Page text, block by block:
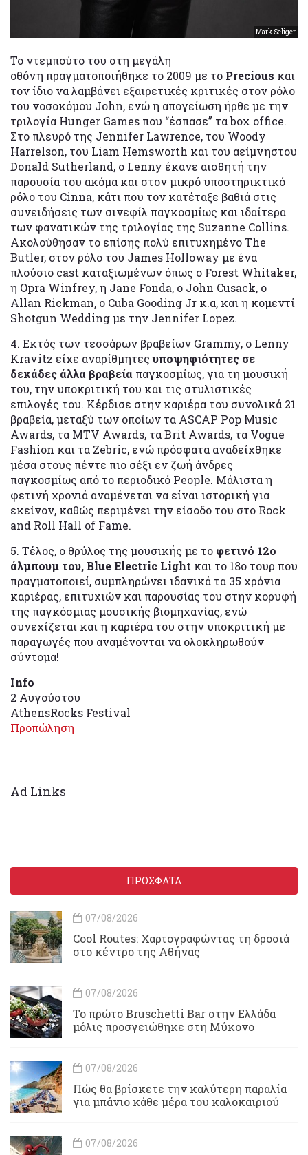
Mark Seliger
Το ντεμπούτο του στη μεγάλη
οθόνη πραγματοποιήθηκε το 2009 με το Precious και
τον ίδιο να λαμβάνει εξαιρετικές κριτικές στον ρόλο
του νοσοκόμου John, ενώ η απογείωση ήρθε με την
τριλογία Hunger Games που “έσπασε” τα box office.
Στο πλευρό της Jennifer Lawrence, του Woody
Harrelson, του Liam Hemsworth και του αείμνηστου
Donald Sutherland, ο Lenny έκανε αισθητή την
παρουσία του ακόμα και στον μικρό υποστηρικτικό
ρόλο του Cinna, κάτι που τον κατέταξε βαθιά στις
συνειδήσεις των σινεφίλ παγκοσμίως και ιδαίτερα
των φανατικών της τριλογίας της Suzanne Collins.
Ακολούθησαν το επίσης πολύ επιτυχημένο The
Butler, στον ρόλο του James Holloway με ένα
πλούσιο cast καταξιωμένων όπως ο Forest Whitaker,
η Opra Winfrey, η Jane Fonda, ο John Cusack, ο
Allan Rickman, ο Cuba Gooding Jr κ.α, και η κομεντί
Shotgun Wedding με την Jennifer Lopez.
4. Εκτός των τεσσάρων βραβείων Grammy, ο Lenny
Kravitz είχε αναρίθμητεςυποψηφιότητες σε
δεκάδες άλλα βραβεία παγκοσμίως, για τη μουσική
του, την υποκριτική του και τις στυλιστικές
επιλογές του. Κέρδισε στην καριέρα του συνολικά 21
βραβεία, μεταξύ των οποίων τα ASCAP Pop Music
Awards, τα MTV Awards, τα Brit Awards, τα Vogue
Fashion και τα Zebric, ενώ πρόσφατα αναδείχθηκε
μέσα στους πέντε πιο σέξι εν ζωή άνδρες
παγκοσμίως από το περιοδικό People. Μάλιστα η
φετινή χρονιά αναμένεται να είναι ιστορική για
εκείνον, καθώς περιμένει την είσοδο του στο Rock
and Roll Hall of Fame.
5. Τέλος, ο θρύλος της μουσικής με το φετινό 12o
άλμπουμ του, Blue Electric Light και το 18o τουρ που
πραγματοποιεί, συμπληρώνει ιδανικά τα 35 χρόνια
καριέρας, επιτυχιών και παρουσίας του στην κορυφή
της παγκόσμιας μουσικής βιομηχανίας, ενώ
συνεχίζεται και η καριέρα του στην υποκριτική με
παραγωγές που αναμένονται να ολοκληρωθούν
σύντομα!
Info
2 Αυγούστου
AthensRocks Festival
Προπώληση
Ad Links
ΠΡΟΣΦΑΤΑ
07/08/2026
Cool Routes: Χαρτογραφώντας τη δροσιά
στο κέντρο της Αθήνας
07/08/2026
Το πρώτο Bruschetti Bar στην Ελλάδα
μόλις προσγειώθηκε στη Μύκονο
07/08/2026
Πώς θα βρίσκετε την καλύτερη παραλία
για μπάνιο κάθε μέρα του καλοκαιριού
07/08/2026